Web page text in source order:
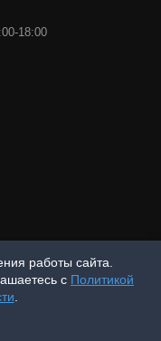
18:00
Все права
работы сайта.
с Политикой